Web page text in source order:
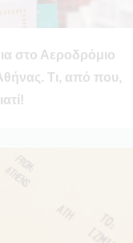
στο Αεροδρόμιο
Τι, από που,